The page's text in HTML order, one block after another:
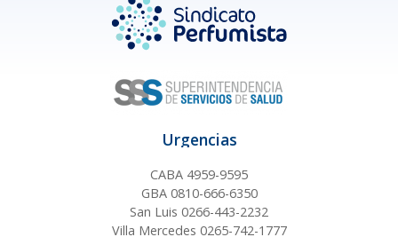
Urgencias
CABA 4959-9595
GBA 0810-666-6350
San Luis 0266-443-2232
Villa Mercedes 0265-742-1777